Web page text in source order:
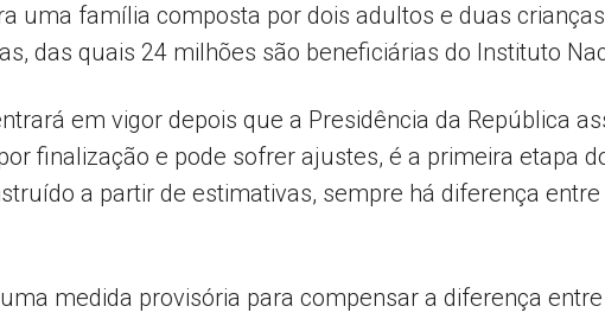
uma família composta por dois adultos e duas
das quais 24 milhões são beneficiárias do Instituto
em vigor depois que a Presidência da República
finalização e pode sofrer ajustes, é a primeira etapa
a partir de estimativas, sempre há diferença
medida provisória para compensar a diferença